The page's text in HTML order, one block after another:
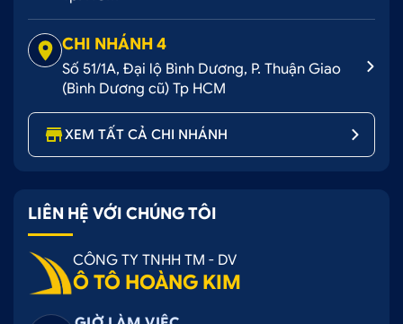
CHI NHÁNH 4
Số 51/1A, Đại lộ Bình Dương, P. Thuận Giao
(Bình Dương cũ) Tp HCM
XEM TẤT CẢ CHI NHÁNH
LIÊN HỆ VỚI CHÚNG TÔI
CÔNG TY TNHH TM - DV
Ô TÔ HOÀNG KIM